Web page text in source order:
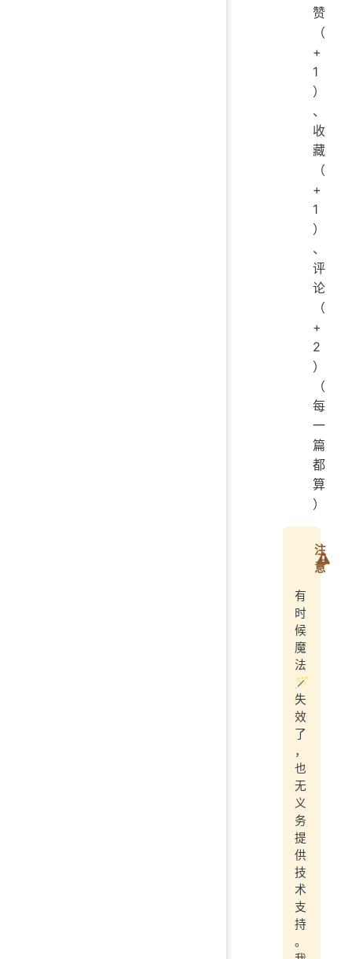
赞
（
+
1
）
、
收
藏
（
+
1
）
、
评
论
（
+
2
）
（
每
一
篇
都
算
）
注
意
有
时
候
魔
法
🪄
失
效
了
，
也
无
义
务
提
供
技
术
支
持
。